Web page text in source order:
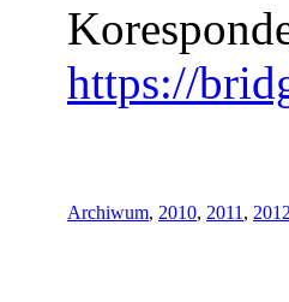
https://
Archiwum, 2010, 2011 , 2012